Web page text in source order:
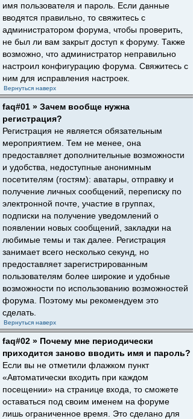
имя пользователя и пароль. Если данные
вводятся правильно, то свяжитесь с
администратором форума, чтобы проверить,
не был ли вам закрыт доступ к форуму. Также
возможно, что администратор неправильно
настроил конфигурацию форума. Свяжитесь с
ним для исправления настроек.
Вернуться наверх
faq#01 » Зачем вообще нужна
регистрация?
Регистрация не является обязательным
мероприятием. Тем не менее, она
предоставляет дополнительные возможности
и удобства, недоступные анонимным
посетителям (гостям): аватары, отправку и
получение личных сообщений, переписку по
электронной почте, участие в группах,
подписки на получение уведомлений о
появлении новых сообщений, закладки на
любимые темы и так далее. Регистрация
занимает всего несколько секунд, но
предоставляет зарегистрированным
пользователям более широкие и удобные
возможности по использованию возможностей
форума. Поэтому мы рекомендуем это
сделать.
Вернуться наверх
faq#02 » Почему мне периодически
приходится заново вводить имя и пароль?
Если вы не отметили флажком пункт
«Автоматически входить при каждом
посещении» на странице входа, то сможете
оставаться под своим именем на форуме
лишь ограниченное время. Это сделано для